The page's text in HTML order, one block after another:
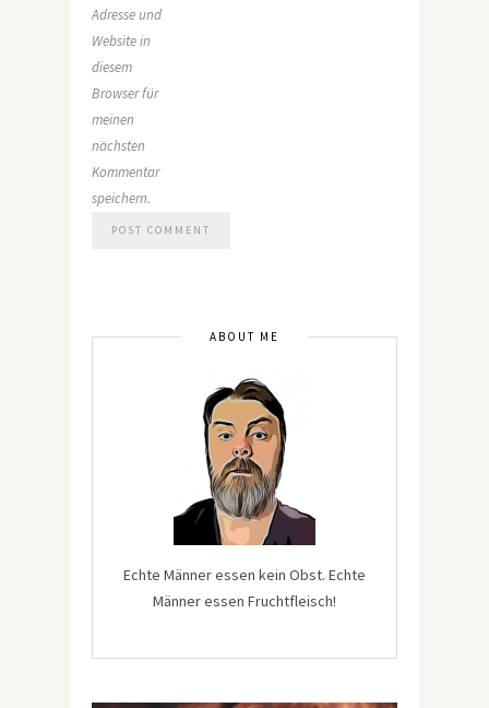
Adresse und
Website in
diesem
Browser für
meinen
nächsten
Kommentar
speichern.
ABOUT ME
Echte Männer essen kein Obst. Echte
Männer essen Fruchtfleisch!